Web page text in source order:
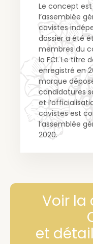
Le concept est
l’assemblée
cavistes
dossier a été
membres du
la FCI. Le titre
enregistré en
marque
candidatures
et
cavistes est
l’assemblée
2020.
Voir la
et